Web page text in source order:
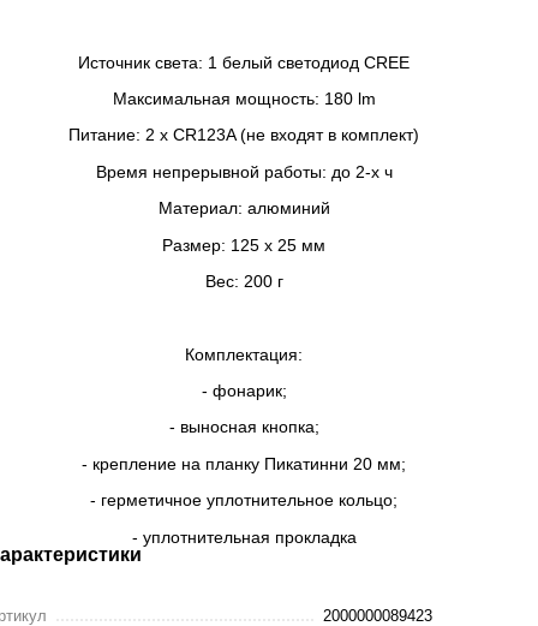
Источник света: 1 белый светодиод CREE
Максимальная мощность: 180 lm
Питание: 2 х CR123A (не входят в комплект)
Время непрерывной работы: до 2-х ч
Материал: алюминий
Размер: 125 х 25 мм
Вес: 200 г
Комплектация:
- фонарик;
- выносная кнопка;
- крепление на планку Пикатинни 20 мм;
- герметичное уплотнительное кольцо;
- уплотнительная прокладка
2000000089423